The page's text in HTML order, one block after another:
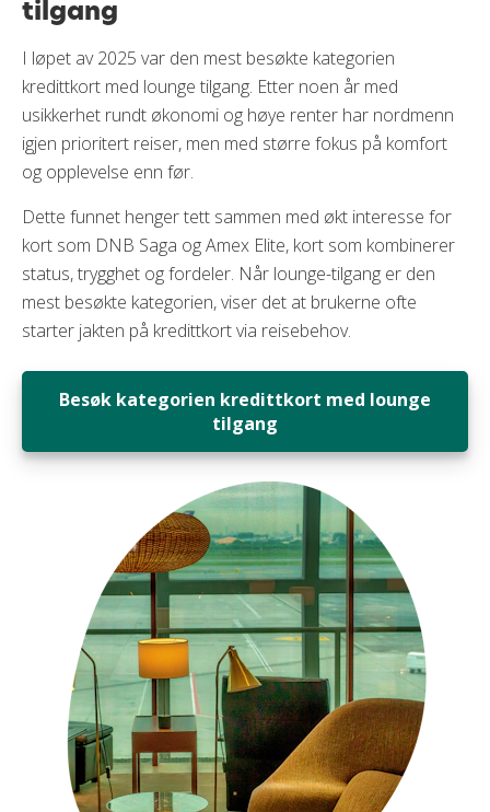
tilgang
I løpet av 2025 var den mest besøkte kategorien
kredittkort med lounge tilgang. Etter noen år med
usikkerhet rundt økonomi og høye renter har nordmenn
igjen prioritert reiser, men med større fokus på komfort
og opplevelse enn før.
Dette funnet henger tett sammen med økt interesse for
kort som DNB Saga og Amex Elite, kort som kombinerer
status, trygghet og fordeler. Når lounge-tilgang er den
mest besøkte kategorien, viser det at brukerne ofte
starter jakten på kredittkort via reisebehov.
Besøk kategorien kredittkort med lounge
tilgang